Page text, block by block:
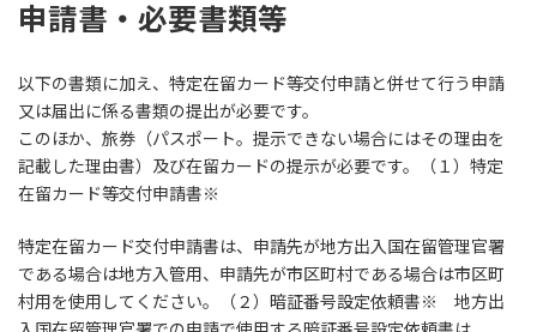
申請書・必要書類等
以下の書類に加え、特定在留カード等交付申請と併せて行う申請
又は届出に係る書類の提出が必要です。
このほか、旅券（パスポート。提示できない場合にはその理由を
記載した理由書）及び在留カードの提示が必要です。（１）特定
在留カード等交付申請書※
特定在留カード交付申請書は、申請先が地方出入国在留管理官署
である場合は地方入管用、申請先が市区町村である場合は市区町
村用を使用してください。（２）暗証番号設定依頼書※ 地方出